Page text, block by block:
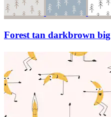
Forest tan darkbrown big